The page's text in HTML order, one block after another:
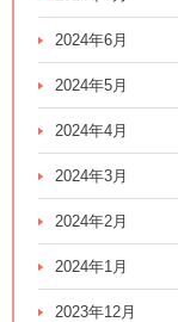
2024年6月
2024年5月
2024年4月
2024年3月
2024年2月
2024年1月
2023年12月